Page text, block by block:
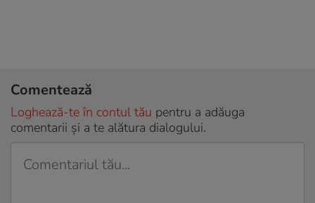
Comentează
Loghează-te în contul tău pentru a adăuga
comentarii și a te alătura dialogului.